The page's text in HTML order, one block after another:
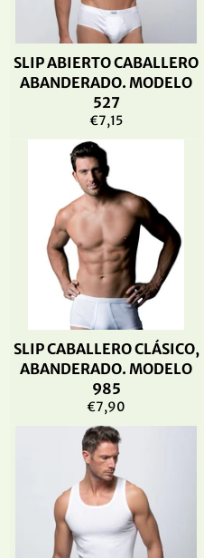
SLIP ABIERTO CABALLERO
ABANDERADO. MODELO
527
Precio
habitual
€7,15
SLIP CABALLERO CLÁSICO,
ABANDERADO. MODELO
985
Precio
habitual
€7,90